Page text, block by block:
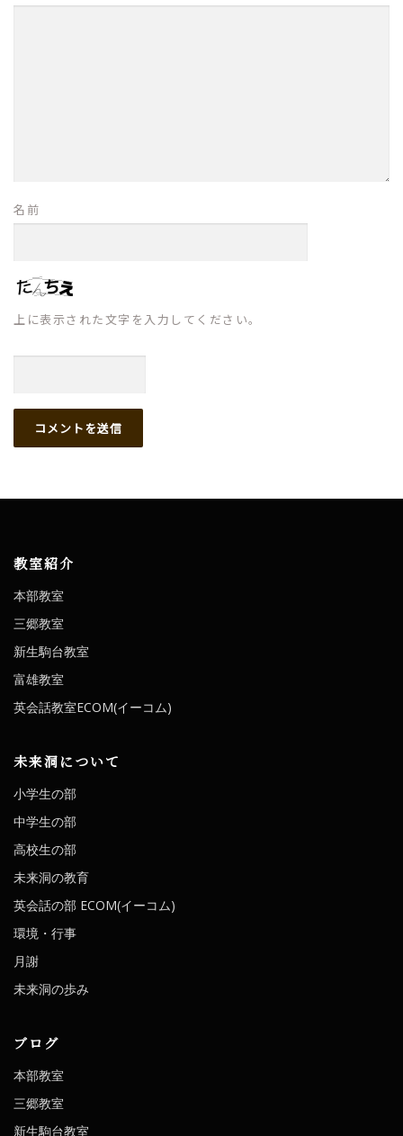
名前
上に表示された文字を入力してください。
教室紹介
本部教室
三郷教室
新生駒台教室
富雄教室
英会話教室ECOM(イーコム)
未来洞について
小学生の部
中学生の部
高校生の部
未来洞の教育
英会話の部 ECOM(イーコム)
環境・行事
月謝
未来洞の歩み
ブログ
本部教室
三郷教室
新生駒台教室